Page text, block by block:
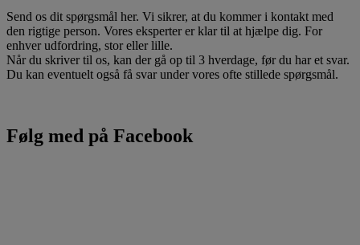
Send os dit spørgsmål her. Vi sikrer, at du kommer i kontakt med
den rigtige person. Vores eksperter er klar til at hjælpe dig. For
enhver udfordring, stor eller lille.
Når du skriver til os, kan der gå op til 3 hverdage, før du har et svar.
Du kan eventuelt også få svar under vores ofte stillede spørgsmål.
Følg med på Facebook